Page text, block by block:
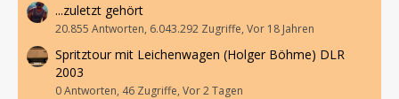
...zuletzt gehört
20.855 Antworten, 6.043.292 Zugriffe, Vor 18 Jahren
Spritztour mit Leichenwagen (Holger Böhme) DLR
2003
0 Antworten, 46 Zugriffe, Vor 2 Tagen